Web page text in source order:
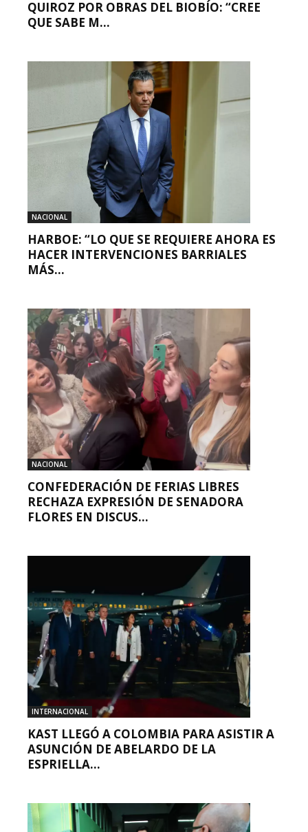
QUIROZ POR OBRAS DEL BIOBÍO: “CREE
QUE SABE M...
NACIONAL
HARBOE: “LO QUE SE REQUIERE AHORA ES
HACER INTERVENCIONES BARRIALES
MÁS...
NACIONAL
CONFEDERACIÓN DE FERIAS LIBRES
RECHAZA EXPRESIÓN DE SENADORA
FLORES EN DISCUS...
INTERNACIONAL
KAST LLEGÓ A COLOMBIA PARA ASISTIR A
ASUNCIÓN DE ABELARDO DE LA
ESPRIELLA...